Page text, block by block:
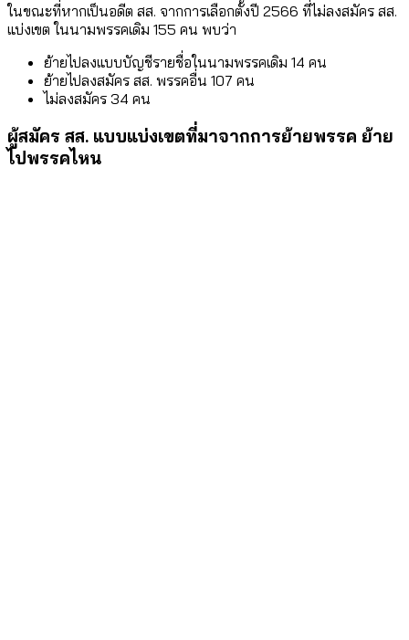
ในขณะที่หากเป็นอดีต สส. จากการเลือกตั้งปี 2566 ที่ไม่ลงสมัคร สส.
แบ่งเขต ในนามพรรคเดิม 155 คน พบว่า
ย้ายไปลงแบบบัญชีรายชื่อในนามพรรคเดิม 14 คน
ย้ายไปลงสมัคร สส. พรรคอื่น 107 คน
ไม่ลงสมัคร 34 คน
ผู้สมัคร สส. แบบแบ่งเขตที่มาจากการย้ายพรรค ย้าย
ไปพรรคไหน